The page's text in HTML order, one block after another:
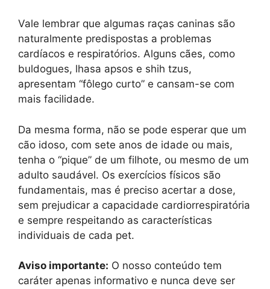
Vale lembrar que algumas raças caninas são
naturalmente predispostas a problemas
cardíacos e respiratórios. Alguns cães, como
buldogues, lhasa apsos e shih tzus,
apresentam “fôlego curto” e cansam-se com
mais facilidade.
Da mesma forma, não se pode esperar que um
cão idoso, com sete anos de idade ou mais,
tenha o “pique” de um filhote, ou mesmo de um
adulto saudável. Os exercícios físicos são
fundamentais, mas é preciso acertar a dose,
sem prejudicar a capacidade cardiorrespiratória
e sempre respeitando as características
individuais de cada pet.
Aviso importante: O nosso conteúdo tem
caráter apenas informativo e nunca deve ser